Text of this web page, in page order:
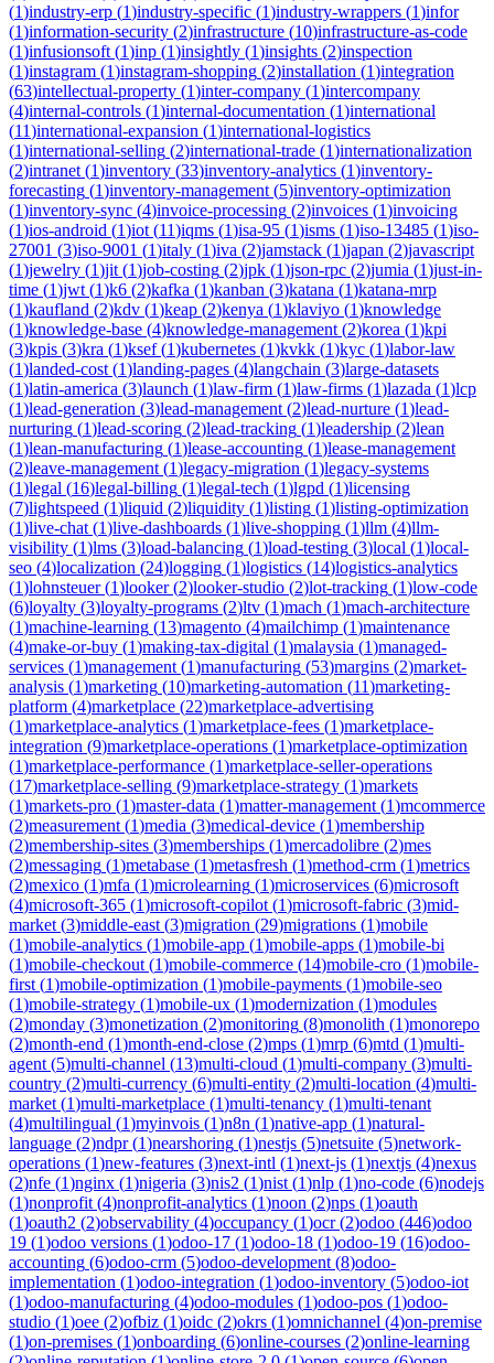
(1)industry-erp (1)industry-specific (1)industry-wrappers (1)infor
(1)information-security (2)infrastructure (10)infrastructure-as-code
(1)infusionsoft (1)inp (1)insightly (1)insights (2)inspection
(1)instagram (1)instagram-shopping (2)installation (1)integration
(63)intellectual-property (1)inter-company (1)intercompany
(4)internal-controls (1)internal-documentation (1)international
(11)international-expansion (1)international-logistics
(1)international-selling (2)international-trade (1)internationalization
(2)intranet (1)inventory (33)inventory-analytics (1)inventory-
forecasting (1)inventory-management (5)inventory-optimization
(1)inventory-sync (4)invoice-processing (2)invoices (1)invoicing
(1)ios-android (1)iot (11)iqms (1)isa-95 (1)isms (1)iso-13485 (1)iso-
27001 (3)iso-9001 (1)italy (1)iva (2)jamstack (1)japan (2)javascript
(1)jewelry (1)jit (1)job-costing (2)jpk (1)json-rpc (2)jumia (1)just-in-
time (1)jwt (1)k6 (2)kafka (1)kanban (3)katana (1)katana-mrp
(1)kaufland (2)kdv (1)keap (2)kenya (1)klaviyo (1)knowledge
(1)knowledge-base (4)knowledge-management (2)korea (1)kpi
(3)kpis (3)kra (1)ksef(1)kubernetes (1)kvkk (1)kyc (1)labor-law
(1)landed-cost (1)landing-pages (4)langchain (3)large-datasets
(1)latin-america (3)launch (1)law-firm (1)law-firms (1)lazada (1)lcp
(1)lead-generation (3)lead-management (2)lead-nurture (1)lead-
nurturing (1)lead-scoring (2)lead-tracking (1)leadership (2)lean
(1)lean-manufacturing (1)lease-accounting (1)lease-management
(2)leave-management (1)legacy-migration (1)legacy-systems
(1)legal (16)legal-billing (1)legal-tech (1)lgpd (1)licensing
(7)lightspeed (1)liquid (2)liquidity (1)listing (1)listing-optimization
(1)live-chat (1)live-dashboards (1)live-shopping (1)llm (4)llm-
visibility (1)lms (3)load-balancing (1)load-testing (3)local (1)local-
seo (4)localization (24)logging (1)logistics (14)logistics-analytics
(1)lohnsteuer(1)looker(2)looker-studio (2)lot-tracking (1)low-code
(6)loyalty (3)loyalty-programs (2)ltv (1)mach (1)mach-architecture
(1)machine-learning (13)magento (4)mailchimp (1)maintenance
(4)make-or-buy (1)making-tax-digital (1)malaysia (1)managed-
services (1)management (1)manufacturing (53)margins (2)market-
analysis (1)marketing (10)marketing-automation (11)marketing-
platform (4)marketplace (22)marketplace-advertising
(1)marketplace-analytics (1)marketplace-fees (1)marketplace-
integration (9)marketplace-operations (1)marketplace-optimization
(1)marketplace-performance (1)marketplace-seller-operations
(17)marketplace-selling (9)marketplace-strategy (1)markets
(1)markets-pro (1)master-data (1)matter-management (1)mcommerce
(2)measurement (1)media (3)medical-device (1)membership
(2)membership-sites (3)memberships (1)mercadolibre (2)mes
(2)messaging (1)metabase (1)metasfresh (1)method-crm (1)metrics
(2)mexico (1)mfa (1)microlearning (1)microservices (6)microsoft
(4)microsoft-365 (1)microsoft-copilot (1)microsoft-fabric (3)mid-
market (3)middle-east (3)migration (29)migrations (1)mobile
(1)mobile-analytics (1)mobile-app (1)mobile-apps (1)mobile-bi
(1)mobile-checkout (1)mobile-commerce (14)mobile-cro (1)mobile-
first (1)mobile-optimization (1)mobile-payments (1)mobile-seo
(1)mobile-strategy (1)mobile-ux (1)modernization (1)modules
(2)monday (3)monetization (2)monitoring (8)monolith (1)monorepo
(2)month-end (1)month-end-close (2)mps (1)mrp (6)mtd (1)multi-
agent (5)multi-channel (13)multi-cloud (1)multi-company (3)multi-
country (2)multi-currency (6)multi-entity (2)multi-location (4)multi-
market (1)multi-marketplace (1)multi-tenancy (1)multi-tenant
(4)multilingual (1)myinvois (1)n8n (1)native-app (1)natural-
language (2)ndpr(1)nearshoring (1)nestjs (5)netsuite (5)network-
operations (1)new-features (3)next-intl (1)next-js (1)nextjs (4)nexus
(2)nfe (1)nginx (1)nigeria (3)nis2 (1)nist (1)nlp (1)no-code (6)nodejs
(1)nonprofit (4)nonprofit-analytics (1)noon (2)nps (1)oauth
(1)oauth2 (2)observability (4)occupancy (1)ocr(2)odoo (446)odoo
19 (1)odoo versions (1)odoo-17 (1)odoo-18 (1)odoo-19 (16)odoo-
accounting (6)odoo-crm (5)odoo-development (8)odoo-
implementation (1)odoo-integration (1)odoo-inventory (5)odoo-iot
(1)odoo-manufacturing (4)odoo-modules (1)odoo-pos (1)odoo-
studio (1)oee (2)ofbiz (1)oidc (2)okrs (1)omnichannel (4)on-premise
(1)on-premises (1)onboarding (6)online-courses (2)online-learning